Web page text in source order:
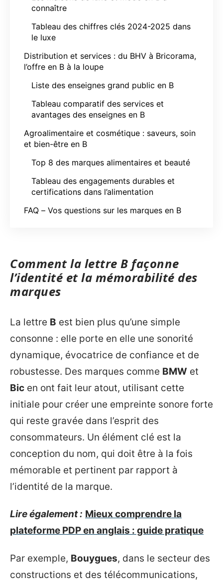
connaître
Tableau des chiffres clés 2024-2025 dans
le luxe
Distribution et services : du BHV à Bricorama,
l’offre en B à la loupe
Liste des enseignes grand public en B
Tableau comparatif des services et
avantages des enseignes en B
Agroalimentaire et cosmétique : saveurs, soin
et bien-être en B
Top 8 des marques alimentaires et beauté
Tableau des engagements durables et
certifications dans l’alimentation
FAQ – Vos questions sur les marques en B
Comment la lettre B façonne
l’identité et la mémorabilité des
marques
La lettre B est bien plus qu’une simple
consonne : elle porte en elle une sonorité
dynamique, évocatrice de confiance et de
robustesse. Des marques comme BMW et
Bic en ont fait leur atout, utilisant cette
initiale pour créer une empreinte sonore forte
qui reste gravée dans l’esprit des
consommateurs. Un élément clé est la
conception du nom, qui doit être à la fois
mémorable et pertinent par rapport à
l’identité de la marque.
Lire également : Mieux comprendre la
plateforme PDP en anglais : guide pratique
Par exemple, Bouygues, dans le secteur des
constructions et des télécommunications,